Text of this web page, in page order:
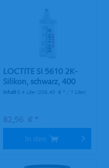
LOCTITE SI 5610 2K-
Silikon, schwarz, 400
ml...
Inhalt0.4 Liter (206,40 € * / 1 Liter)
82,56 € *
In den